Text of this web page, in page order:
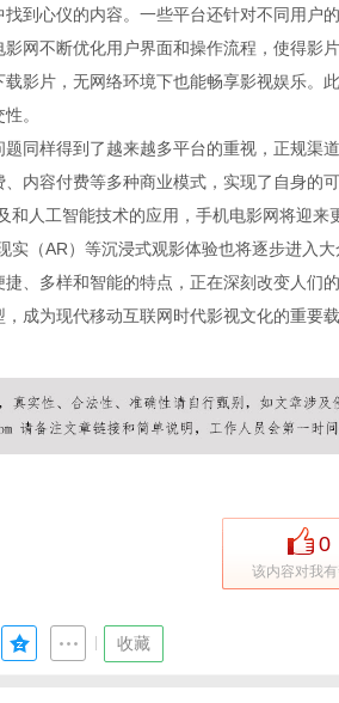
找到心仪的内容。一些平台还针对不同用户
网不断优化用户界面和操作流程，使得影
影片，无网络环境下也能畅享影视娱乐。
。
同样得到了越来越多平台的重视，正规渠
内容付费等多种商业模式，实现了自身的
和人工智能技术的应用，手机电影网将迎
实（AR）等沉浸式观影体验也将逐步进入
、多样和智能的特点，正在深刻改变人们
成为现代移动互联网时代影视文化的重要
0
该内容对我
收藏